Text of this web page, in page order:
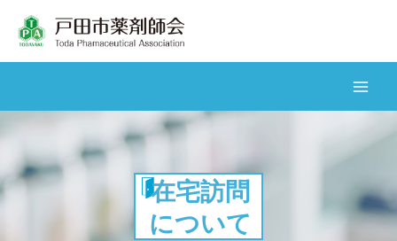
ッ
プ
Main
在宅訪問
について